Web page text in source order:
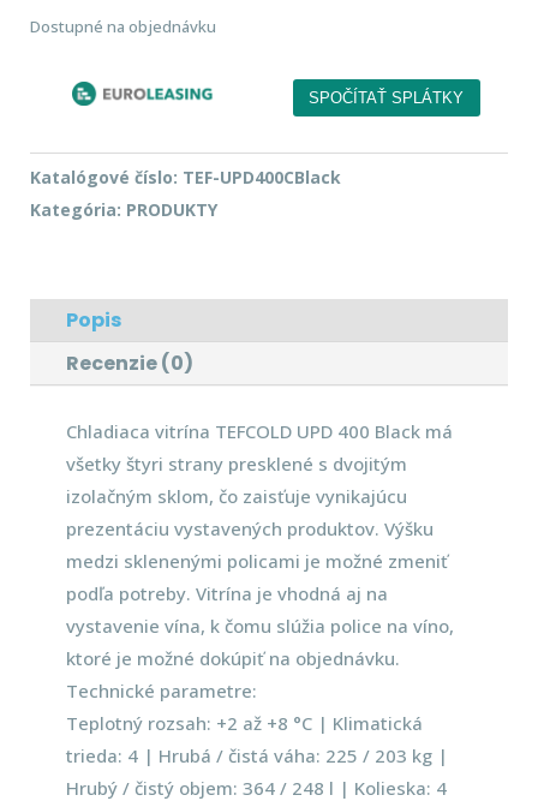
Dostupné na objednávku
Katalógové číslo: TEF-UPD400CBlack
Kategória: PRODUKTY
Popis
Recenzie (0)
Chladiaca vitrína TEFCOLD UPD 400 Black má
všetky štyri strany presklené s dvojitým
izolačným sklom, čo zaisťuje vynikajúcu
prezentáciu vystavených produktov. Výšku
medzi sklenenými policami je možné zmeniť
podľa potreby. Vitrína je vhodná aj na
vystavenie vína, k čomu slúžia police na víno,
ktoré je možné dokúpiť na objednávku.
Technické parametre:
Teplotný rozsah: +2 až +8 °C | Klimatická
trieda: 4 | Hrubá / čistá váha: 225 / 203 kg |
Hrubý / čistý objem: 364 / 248 l | Kolieska: 4